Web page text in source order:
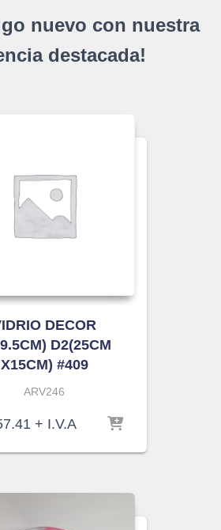
nuevo con nuestra
destacada!
DECOR
D2(25CM
X15CM) #409
ARV246
+ I.V.A